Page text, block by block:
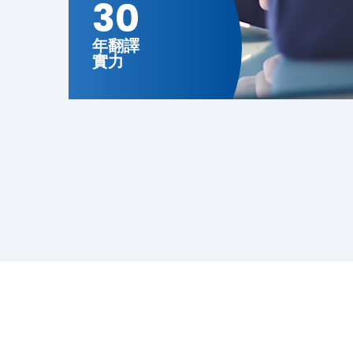
30
年翻譯
實力